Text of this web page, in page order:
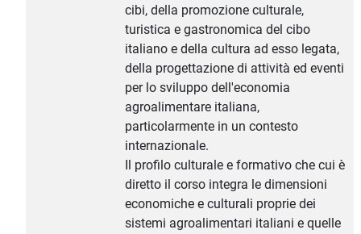
cibi, della promozione culturale,
turistica e gastronomica del cibo
italiano e della cultura ad esso legata,
della progettazione di attività ed eventi
per lo sviluppo dell'economia
agroalimentare italiana,
particolarmente in un contesto
internazionale.
Il profilo culturale e formativo che cui è
diretto il corso integra le dimensioni
economiche e culturali proprie dei
sistemi agroalimentari italiani e quelle